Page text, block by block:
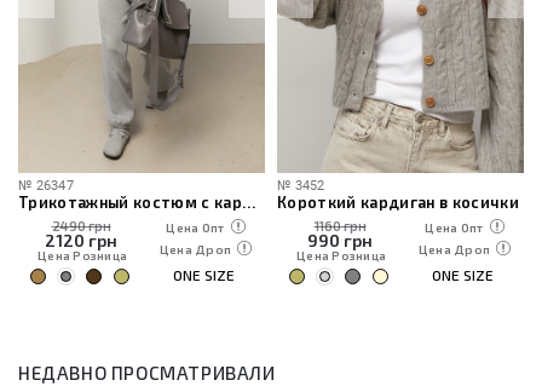
№ 26347
Трикотажный костюм с кардиганом, топом и брюками
2490 грн
2120 грн
Цена Розница
Цена Опт
Цена Дроп
ONE SIZE
№ 3452
Короткий кардиган в косички
1160 грн
990 грн
Цена Розница
Цена Опт
Цена Дроп
ONE SIZE
НЕДАВНО ПРОСМАТРИВАЛИ